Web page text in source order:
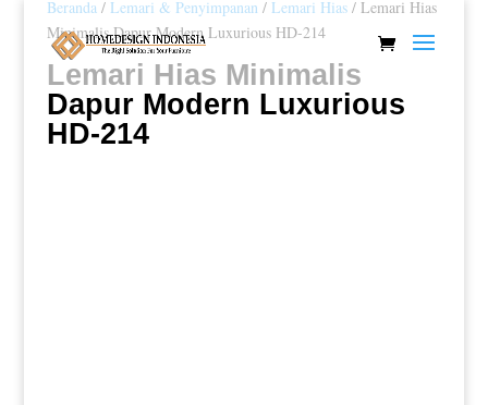
Beranda/ Lemari & Penyimpanan / Lemari Hias/ Lemari Hias
Minimalis Dapur Modern Luxurious HD-214
Lemari Hias Minimalis
Dapur Modern Luxurious
HD-214